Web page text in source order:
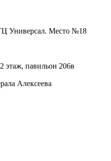
Универсал. Место №18
этаж, павильон 206в
Алексеева